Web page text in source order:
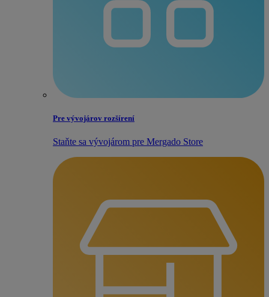
Pre vývojárov rozšírení
Staňte sa vývojárom pre Mergado Store